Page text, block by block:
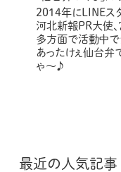
2014年にLINEス
河北新報PR大使
多方面で活動中で
あったけぇ仙台弁
ゃ～♪
最近の人気記事